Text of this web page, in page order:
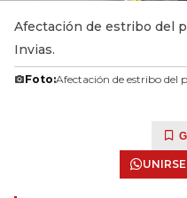
Afectación de estribo del
Invias.
Foto:Afectación de estribo del